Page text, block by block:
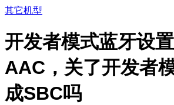
其它机型
开发者模式蓝牙设
AAC，关了开发者
成SBC吗